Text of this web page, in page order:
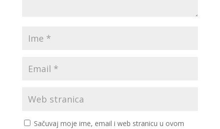
Sačuvaj moje ime, email i web stranicu u ovom